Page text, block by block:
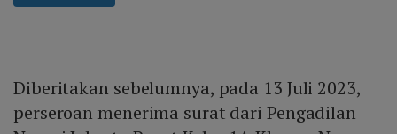
Diberitakan sebelumnya, pada 13 Juli 2023,
perseroan menerima surat dari Pengadilan